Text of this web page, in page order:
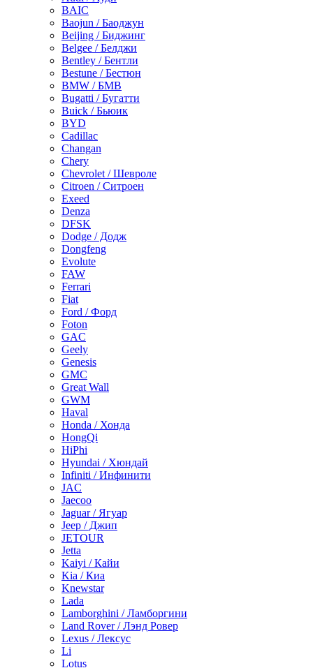
BAIC
Baojun / Баоджун
Beijing / Биджинг
Belgee / Белджи
Bentley / Бентли
Bestune / Бестюн
BMW / БМВ
Bugatti / Бугатти
Buick / Бьюик
BYD
Cadillac
Changan
Chery
Chevrolet / Шевроле
Citroen / Ситроен
Exeed
Denza
DFSK
Dodge / Додж
Dongfeng
Evolute
FAW
Ferrari
Fiat
Ford / Форд
Foton
GAC
Geely
Genesis
GMC
Great Wall
GWM
Haval
Honda / Хонда
HongQi
HiPhi
Hyundai / Хюндай
Infiniti / Инфинити
JAC
Jaecoo
Jaguar / Ягуар
Jeep / Джип
JETOUR
Jetta
Kaiyi / Кайи
Kia / Киа
Knewstar
Lada
Lamborghini / Ламборгини
Land Rover / Лэнд Ровер
Lexus / Лексус
Li
Lotus